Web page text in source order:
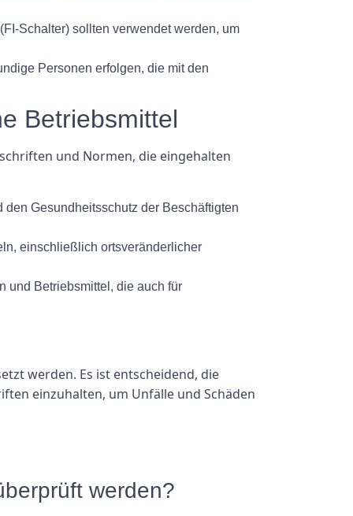
Schalter) sollten verwendet werden, um
Personen erfolgen, die mit den
Betriebsmittel
und Normen, die eingehalten
Gesundheitsschutz der Beschäftigten
einschließlich ortsveränderlicher
und Betriebsmittel, die auch für
werden. Es ist entscheidend, die
einzuhalten, um Unfälle und Schäden
werden?